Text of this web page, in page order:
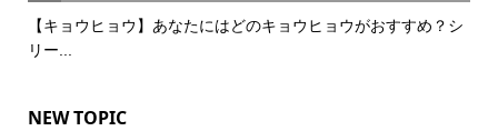
【キョウヒョウ】あなたにはどのキョウヒョウがおすすめ？シ
リー...
NEW TOPIC